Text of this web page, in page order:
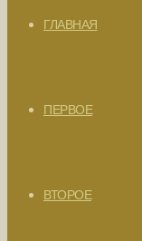
ГЛАВНАЯ
ПЕРВОЕ
ВТОРОЕ